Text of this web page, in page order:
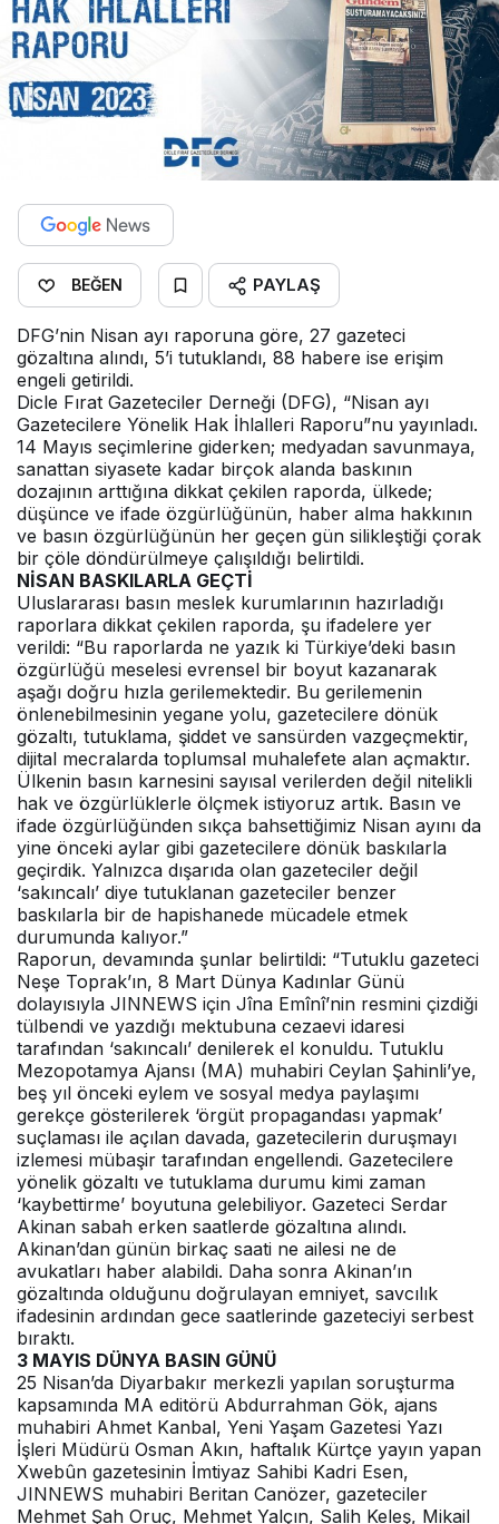
BEĞEN PAYLAŞ
DFG’nin Nisan ayı raporuna göre, 27 gazeteci
gözaltına alındı, 5’i tutuklandı, 88 habere ise erişim
engeli getirildi.
Dicle Fırat Gazeteciler Derneği (DFG), “Nisan ayı
Gazetecilere Yönelik Hak İhlalleri Raporu”nu yayınladı.
14 Mayıs seçimlerine giderken; medyadan savunmaya,
sanattan siyasete kadar birçok alanda baskının
dozajının arttığına dikkat çekilen raporda, ülkede;
düşünce ve ifade özgürlüğünün, haber alma hakkının
ve basın özgürlüğünün her geçen gün silikleştiği çorak
bir çöle döndürülmeye çalışıldığı belirtildi.
NİSAN BASKILARLA GEÇTİ
Uluslararası basın meslek kurumlarının hazırladığı
raporlara dikkat çekilen raporda, şu ifadelere yer
verildi: “Bu raporlarda ne yazık ki Türkiye’deki basın
özgürlüğü meselesi evrensel bir boyut kazanarak
aşağı doğru hızla gerilemektedir. Bu gerilemenin
önlenebilmesinin yegane yolu, gazetecilere dönük
gözaltı, tutuklama, şiddet ve sansürden vazgeçmektir,
dijital mecralarda toplumsal muhalefete alan açmaktır.
Ülkenin basın karnesini sayısal verilerden değil nitelikli
hak ve özgürlüklerle ölçmek istiyoruz artık. Basın ve
ifade özgürlüğünden sıkça bahsettiğimiz Nisan ayını da
yine önceki aylar gibi gazetecilere dönük baskılarla
geçirdik. Yalnızca dışarıda olan gazeteciler değil
‘sakıncalı’ diye tutuklanan gazeteciler benzer
baskılarla bir de hapishanede mücadele etmek
durumunda kalıyor.”
Raporun, devamında şunlar belirtildi: “Tutuklu gazeteci
Neşe Toprak’ın, 8 Mart Dünya Kadınlar Günü
dolayısıyla JINNEWS için Jîna Emînî’nin resmini çizdiği
tülbendi ve yazdığı mektubuna cezaevi idaresi
tarafından ‘sakıncalı’ denilerek el konuldu. Tutuklu
Mezopotamya Ajansı (MA) muhabiri Ceylan Şahinli’ye,
beş yıl önceki eylem ve sosyal medya paylaşımı
gerekçe gösterilerek ‘örgüt propagandası yapmak’
suçlaması ile açılan davada, gazetecilerin duruşmayı
izlemesi mübaşir tarafından engellendi. Gazetecilere
yönelik gözaltı ve tutuklama durumu kimi zaman
‘kaybettirme’ boyutuna gelebiliyor. Gazeteci Serdar
Akinan sabah erken saatlerde gözaltına alındı.
Akinan’dan günün birkaç saati ne ailesi ne de
avukatları haber alabildi. Daha sonra Akinan’ın
gözaltında olduğunu doğrulayan emniyet, savcılık
ifadesinin ardından gece saatlerinde gazeteciyi serbest
bıraktı.
3 MAYIS DÜNYA BASIN GÜNÜ
25 Nisan’da Diyarbakır merkezli yapılan soruşturma
kapsamında MA editörü Abdurrahman Gök, ajans
muhabiri Ahmet Kanbal, Yeni Yaşam Gazetesi Yazı
İşleri Müdürü Osman Akın, haftalık Kürtçe yayın yapan
Xwebûn gazetesinin İmtiyaz Sahibi Kadri Esen,
JINNEWS muhabiri Beritan Canözer, gazeteciler
Mehmet Şah Oruç, Mehmet Yalçın, Salih Keleş, Mikail